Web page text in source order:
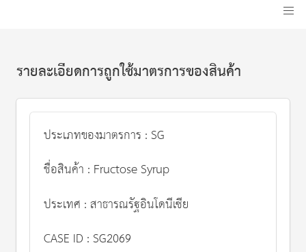
รายละเอียดการถูกใช้มาตรการของสินค้า
ประเภทของมาตรการ : SG
ชื่อสินค้า : Fructose Syrup
ประเทศ : สาธารณรัฐอินโดนีเซีย
CASE ID : SG2069